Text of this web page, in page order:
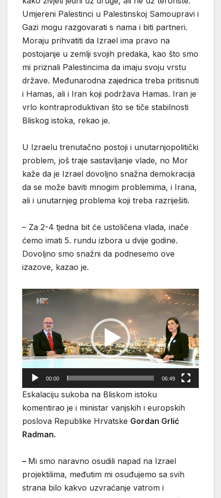
Umjereni Palestinci u Palestinskoj Samoupravi i
Gazi mogu razgovarati s nama i biti partneri.
Moraju prihvatiti da Izrael ima pravo na
postojanje u zemlji svojih predaka, kao što smo
mi priznali Palestincima da imaju svoju vrstu
države. Međunarodna zajednica treba pritisnuti
i Hamas, ali i Iran koji podržava Hamas. Iran je
vrlo kontraproduktivan što se tiče stabilnosti
Bliskog istoka, rekao je.
U Izraelu trenutačno postoji i unutarnjopolitički
problem, još traje sastavljanje vlade, no Mor
kaže da je Izrael dovoljno snažna demokracija
da se može baviti mnogim problemima, i Irana,
ali i unutarnjeg problema koji treba razriješiti.
– Za 2-4 tjedna bit će ustoličena vlada, inače
ćemo imati 5. rundu izbora u dvije godine.
Dovoljno smo snažni da podnesemo ove
izazove, kazao je.
Reproduktor
00:00 06:49
Eskalaciju sukoba na Bliskom istoku
komentirao je i ministar vanjskih i europskih
poslova Republike Hrvatske Gordan Grlić
Radman.
– Mi smo naravno osudili napad na Izrael
projektilima, međutim mi osuđujemo sa svih
strana bilo kakvo uzvraćanje vatrom i